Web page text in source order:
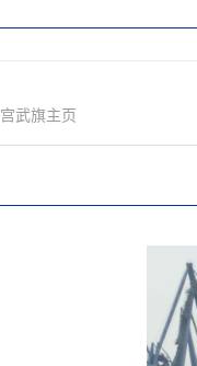
宫武旗主页